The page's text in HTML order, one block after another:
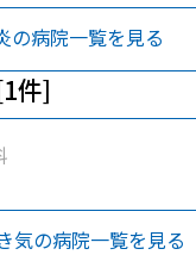
の病院一覧を見る
件]
気の病院一覧を見る